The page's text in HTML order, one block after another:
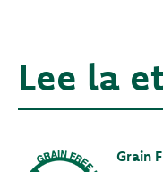
Lee la
Grain